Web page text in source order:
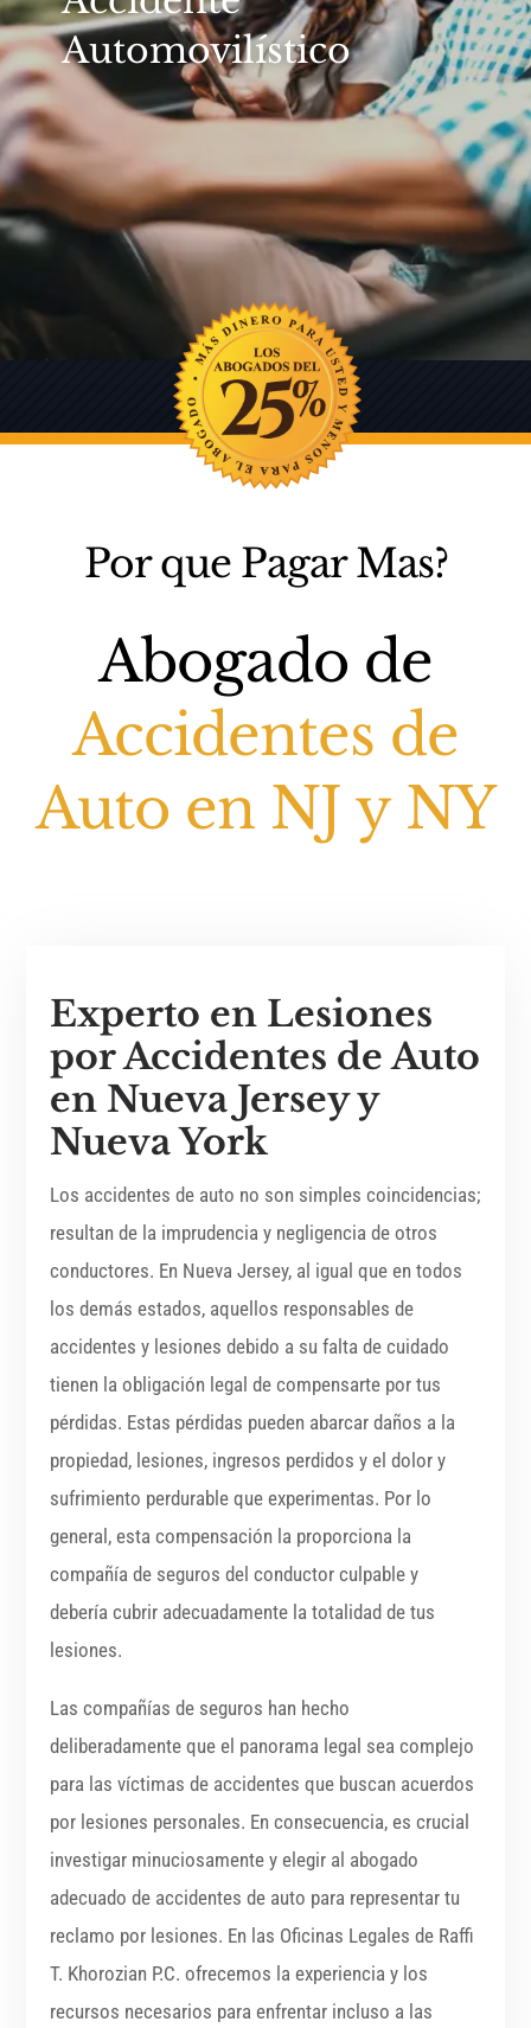
Automovilístico
Por que Pagar Mas?
Abogado de
Accidentes de
Auto en NJ y NY
Experto en Lesiones
por Accidentes de Auto
en Nueva Jersey y
Nueva York
Los accidentes de auto no son simples coincidencias;
resultan de la imprudencia y negligencia de otros
conductores. En Nueva Jersey, al igual que en todos
los demás estados, aquellos responsables de
accidentes y lesiones debido a su falta de cuidado
tienen la obligación legal de compensarte por tus
pérdidas. Estas pérdidas pueden abarcar daños a la
propiedad, lesiones, ingresos perdidos y el dolor y
sufrimiento perdurable que experimentas. Por lo
general, esta compensación la proporciona la
compañía de seguros del conductor culpable y
debería cubrir adecuadamente la totalidad de tus
lesiones.
Las compañías de seguros han hecho
deliberadamente que el panorama legal sea complejo
para las víctimas de accidentes que buscan acuerdos
por lesiones personales. En consecuencia, es crucial
investigar minuciosamente y elegir al abogado
adecuado de accidentes de auto para representar tu
reclamo por lesiones. En las Oficinas Legales de Raffi
T. Khorozian P.C. ofrecemos la experiencia y los
recursos necesarios para enfrentar incluso a las